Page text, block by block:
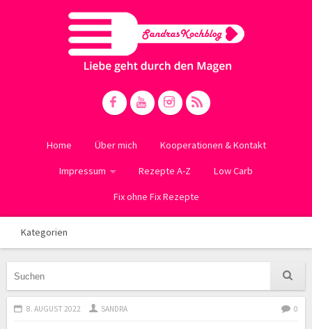
Home Über mich Kooperationen & Kontakt
Impressum Rezepte A-Z Low Carb
Fix ohne Fix Rezepte
Kategorien
8. AUGUST 2022 SANDRA 0